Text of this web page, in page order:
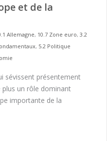
et de la
Allemagne, 10.7 Zone euro, 3.2
, 5.2 Politique
sévissent présentement
plus un rôle dominant
importante de la